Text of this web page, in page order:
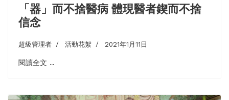
「器」而不捨醫病 體現醫者鍥而不捨
信念
超級管理者 活動花絮 2021年1月11日
閱讀全文 ...